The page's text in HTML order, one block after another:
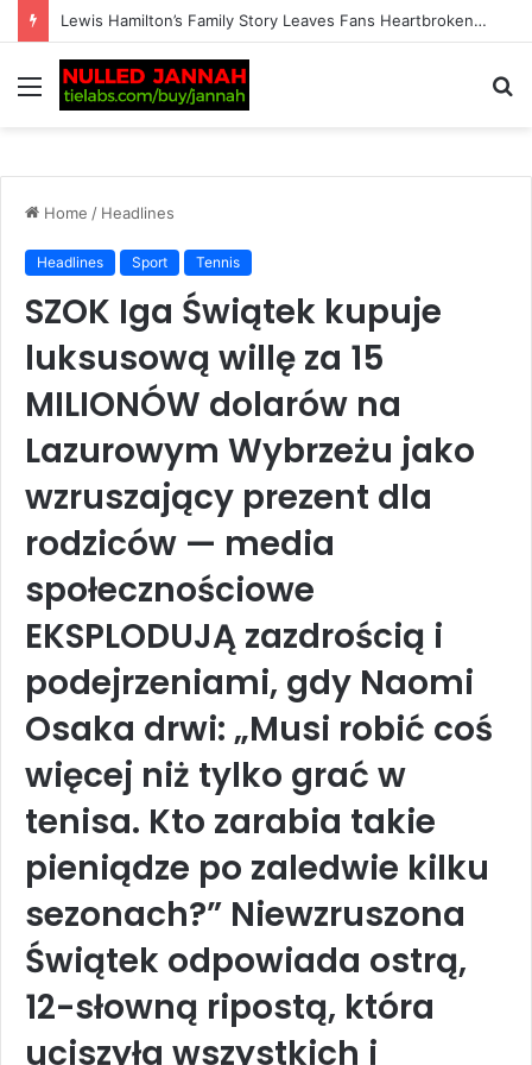
Just In: Tennis Fans Left Stunned as Andy Murray Makes a Shocking Revelation About His Children, Raising a Major Concern That Has Everyone Worried
Menu
Home / Headlines
Headlines Sport Tennis
SZOK Iga Świątek kupuje
luksusową willę za 15
MILIONÓW dolarów na
Lazurowym Wybrzeżu jako
wzruszający prezent dla
rodziców — media
społecznościowe
EKSPLODUJĄ zazdrością i
podejrzeniami, gdy Naomi
Osaka drwi: „Musi robić coś
więcej niż tylko grać w
tenisa. Kto zarabia takie
pieniądze po zaledwie kilku
sezonach?” Niewzruszona
Świątek odpowiada ostrą,
12-słowną ripostą, która
uciszyła wszystkich i